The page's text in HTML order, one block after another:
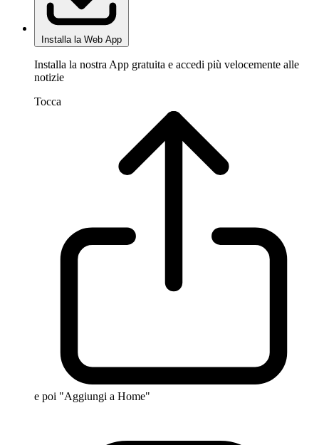
Installa la Web App
Installa la nostra App gratuita e accedi più velocemente alle
notizie
Tocca
e poi "Aggiungi a Home"